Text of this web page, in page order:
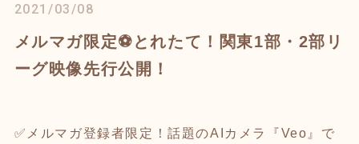
2021/03/08
メルマガ限定⚽とれたて！関東1部・2部リ
ーグ映像先行公開！
✅メルマガ登録者限定！話題のAIカメラ『Veo』で